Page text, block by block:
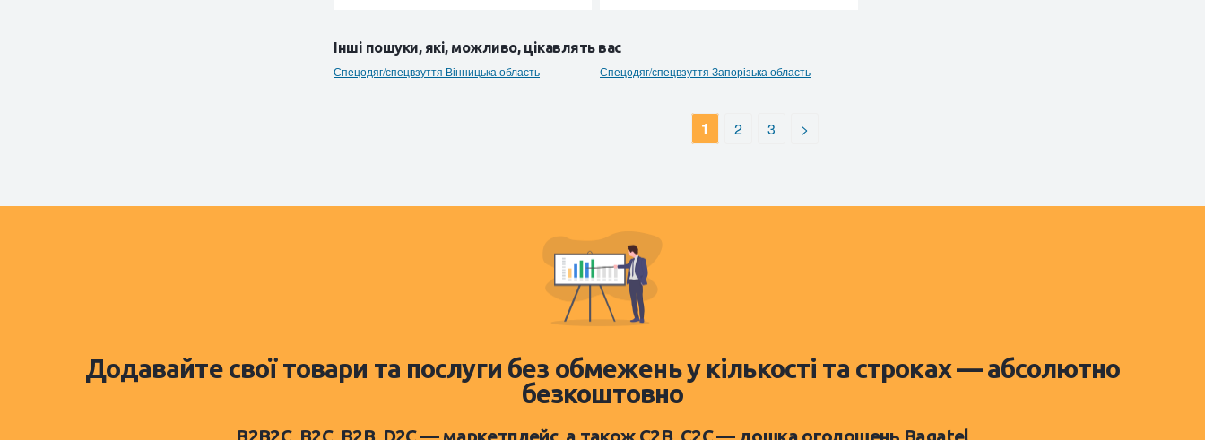
Інші пошуки, які, можливо, цікавлять вас
Спецодяг/спецвзуття Вінницька область Спецодяг/спецвзуття Запорізька область
1 2 3 >
Додавайте свої товари та послуги без обмежень у кількості та строках — абсолютно
безкоштовно